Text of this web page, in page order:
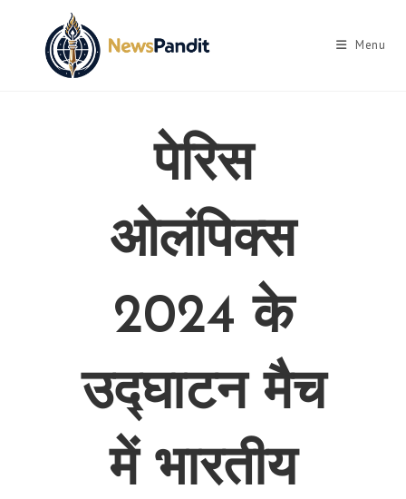
Menu
पेरिस
ओलंपिक्स
2024 के
उद्घाटन मैच
में भारतीय